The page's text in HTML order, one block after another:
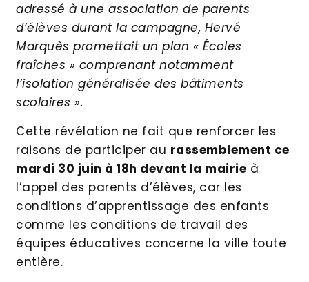
adressé à une association de parents
d’élèves durant la campagne, Hervé
Marquès promettait un plan « Écoles
fraîches » comprenant notamment
l’isolation généralisée des bâtiments
scolaires ».
Cette révélation ne fait que renforcer les
raisons de participer au rassemblement ce
mardi 30 juin à 18h devant la mairie à
l’appel des parents d’élèves, car les
conditions d’apprentissage des enfants
comme les conditions de travail des
équipes éducatives concerne la ville toute
entière.